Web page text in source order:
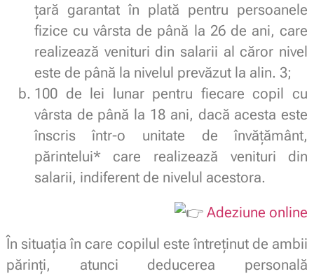
țară garantat în plată pentru persoanele
fizice cu vârsta de până la 26 de ani, care
realizează venituri din salarii al căror nivel
este de până la nivelul prevăzut la alin. 3;
100 de lei lunar pentru fiecare copil cu
vârsta de până la 18 ani, dacă acesta este
înscris într-o unitate de învățământ,
părintelui* care realizează venituri din
salarii, indiferent de nivelul acestora.
Adeziune online
În situația în care copilul este întreținut de ambii
părinți, atunci deducerea personală